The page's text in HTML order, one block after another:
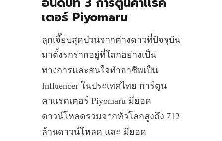
เตอร์ Piyomaru
ลูกเจี๊ยบสุดป่วนจากต่างดาวที่ปัจจุบัน
มาตั้งรกรากอยู่ที่โลกอย่างเป็น
ทางการและสนใจทำอาชีพเป็น
Influencer ในประเทศไทย การ์ตูน
คาเเรคเตอร์ Piyomaru มียอด
ดาวน์โหลดรวมจากทั่วโลกสูงถึง 712
ล้านดาวน์โหลด และ มียอด